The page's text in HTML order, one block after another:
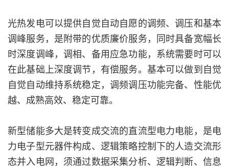
光热发电可以提供自觉自动自愿的调频、调压和基本
调峰服务，是附带的优质廉价服务，同时具备宽幅长
时深度调峰，调相、备用应急功能，系统需要时可以
在此基础上深度调节，有偿服务。基本可以做到自觉
自觉自动维持系统稳定，调频调压功能完备、性能优
越、成熟高效、稳定可靠。
新型储能多大是转变成交流的直流型电力电能，是电
力电子型元器件构成、逻辑策略控制下的人造交流形
态并入电网，须通过数据采集分析、逻辑判断、信息